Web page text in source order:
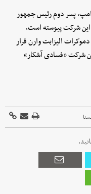
پسر دوم رئیس جمهور
این شرکت پیوسته است،
الیزابت وارن قرار
شرکت «فسادی آشکار»